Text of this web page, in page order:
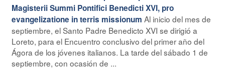
Magisterii Summi Pontifici Benedicti XVI, pro
evangelizatione in terris missionum Al inicio del mes de
septiembre, el Santo Padre Benedicto XVI se dirigió a
Loreto, para el Encuentro conclusivo del primer año del
Ágora de los jóvenes italianos. La tarde del sábado 1 de
septiembre, con ocasión de ...